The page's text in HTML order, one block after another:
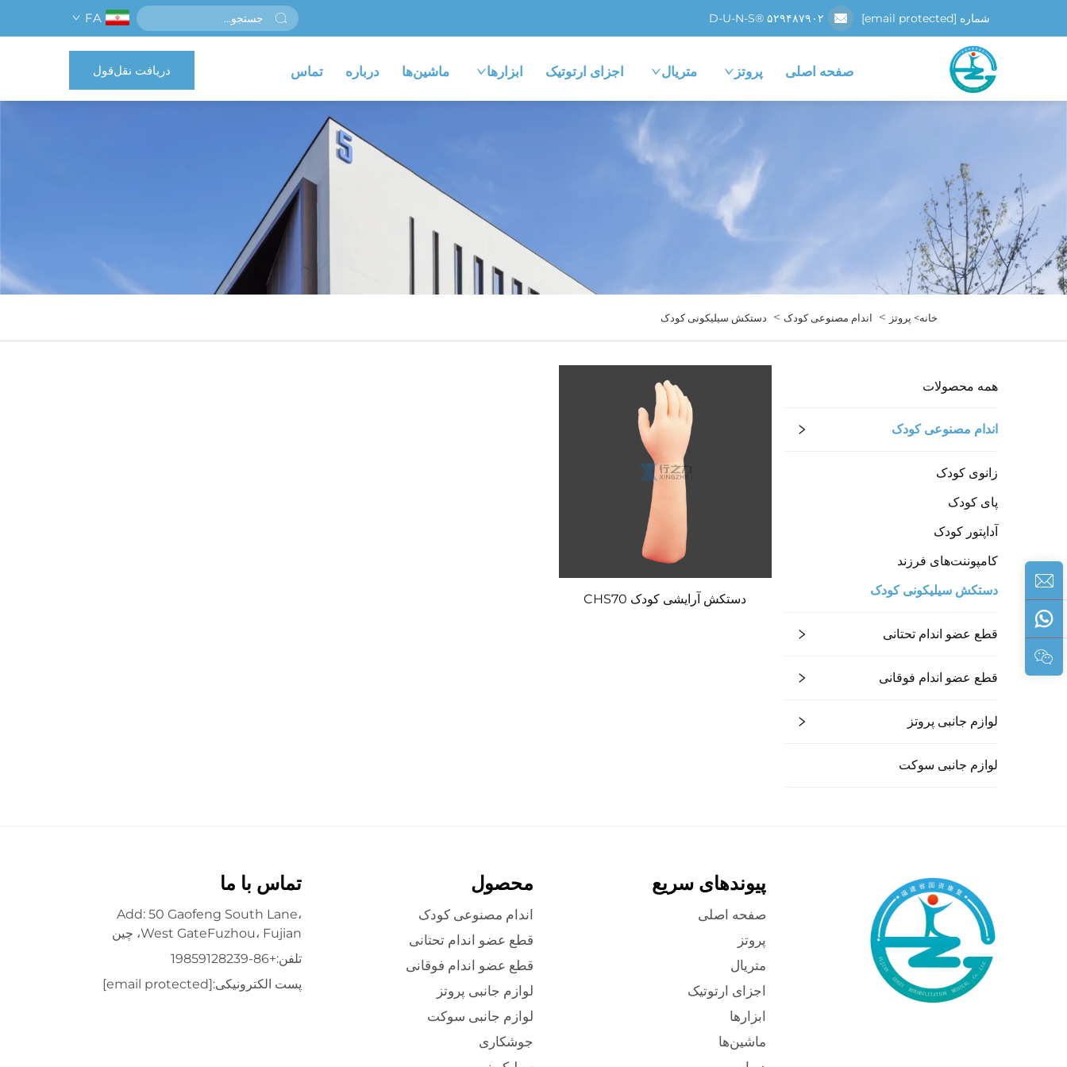
شماره D-U-N-S® ۵۲۹۴۸۷۹۰۲ [email protected]
FA
صفحه اصلی پروتز متریال اجزای ارتوتیک ابزارها ماشین‌ها درباره تماس دریافت نقل‌قول
خانه> پروتز > اندام مصنوعی کودک > دستکش سیلیکونی کودک
همه محصولات
اندام مصنوعی کودک
زانوی کودک
پای کودک
آداپتور کودک
کامپوننت‌های فرزند
دستکش سیلیکونی کودک
قطع عضو اندام تحتانی
قطع عضو اندام فوقانی
لوازم جانبی پروتز
لوازم جانبی سوکت
دستکش آرایشی کودک CHS70
پیوندهای سریع
صفحه اصلی
پروتز
متریال
اجزای ارتوتیک
ابزارها
ماشین‌ها
محصول
اندام مصنوعی کودک
قطع عضو اندام تحتانی
قطع عضو اندام فوقانی
لوازم جانبی پروتز
لوازم جانبی سوکت
جوشکاری
تماس با ما
Add: 50 Gaofeng South Lane،
West GateFuzhou، Fujian، چین
تلفن:+86-19859128239
پست الکترونیکی:[email protected]